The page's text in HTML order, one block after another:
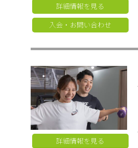
詳細情報を見る
入会・お問い合わせ
詳細情報を見る